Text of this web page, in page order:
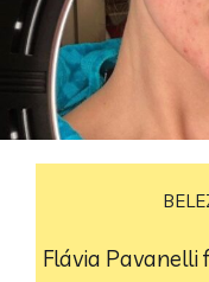
Flávia